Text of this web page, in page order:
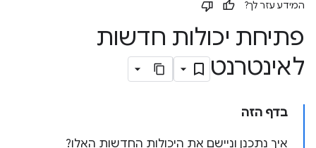
המידע עזר לך?
פתיחת יכולות חדשות
לאינטרנט
בדף הזה
איך נתכנן וניישם את היכולות החדשות האלו?